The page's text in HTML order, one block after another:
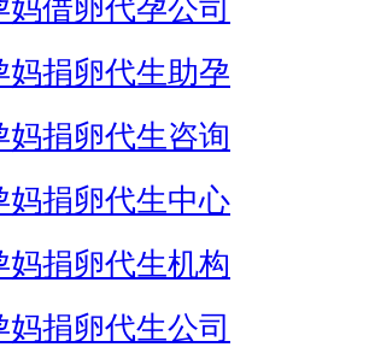
妈借卵代孕公司
妈捐卵代生助孕
妈捐卵代生咨询
妈捐卵代生中心
妈捐卵代生机构
妈捐卵代生公司